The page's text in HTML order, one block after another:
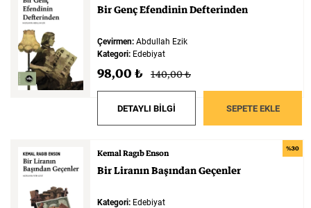
BirGençEfendininDefterinden
Çevirmen: Abdullah Ezik
Kategori: Edebiyat
98,00 ₺ 140,00 ₺
DETAYLI BİLGİ SEPETE EKLE
%30
Kemal Ragıb Enson
BirLiranınBaşındanGeçenler
Kategori: Edebiyat